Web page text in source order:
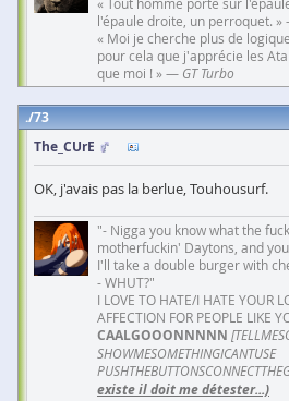
l'épaule droite, un perroquet.
« Moi je cherche plus de
pour cela que j'apprécie les
que moi ! » — GT Turbo
73
The_CUrE
OK, j'avais pas la berlue, Touhousurf.
"- Nigga you know what the
motherfuckin' Daytons, and
I'll take a double burger with
- WHUT?"
I LOVE TO HATE/I HATE YOUR
AFFECTION FOR PEOPLE LIKE
CAALGOOONNNNN
SHOWMESOMETHINGICANTUSE
existe il doit me détester...)